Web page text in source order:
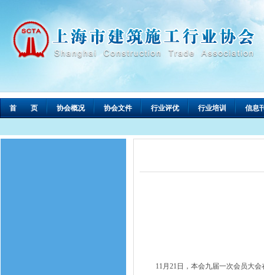
首 页 协会概况 协会文件 行业评优 行业培训 信息
11月21日，本会九届一次会员大